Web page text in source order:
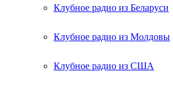
Клубное радио из Беларуси
Клубное радио из Молдовы
Клубное радио из США